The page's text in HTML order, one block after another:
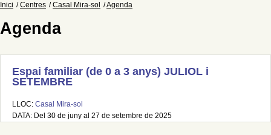
Inici Centres Casal Mira-sol Agenda
Agenda
Espai familiar (de 0 a 3 anys) JULIOL i
SETEMBRE
LLOC: Casal Mira-sol
DATA: Del 30 de juny al 27 de setembre de 2025